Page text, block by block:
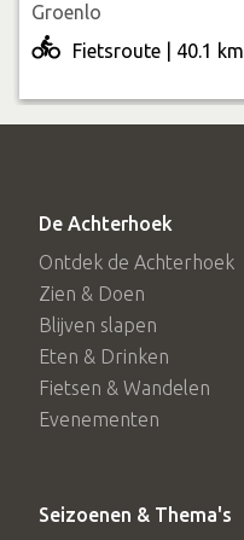
Groenlo
Fietsroute | 40.1 km
De Achterhoek
Ontdek de Achterhoek
Zien & Doen
Blijven slapen
Eten & Drinken
Fietsen & Wandelen
Evenementen
Seizoenen & Thema's